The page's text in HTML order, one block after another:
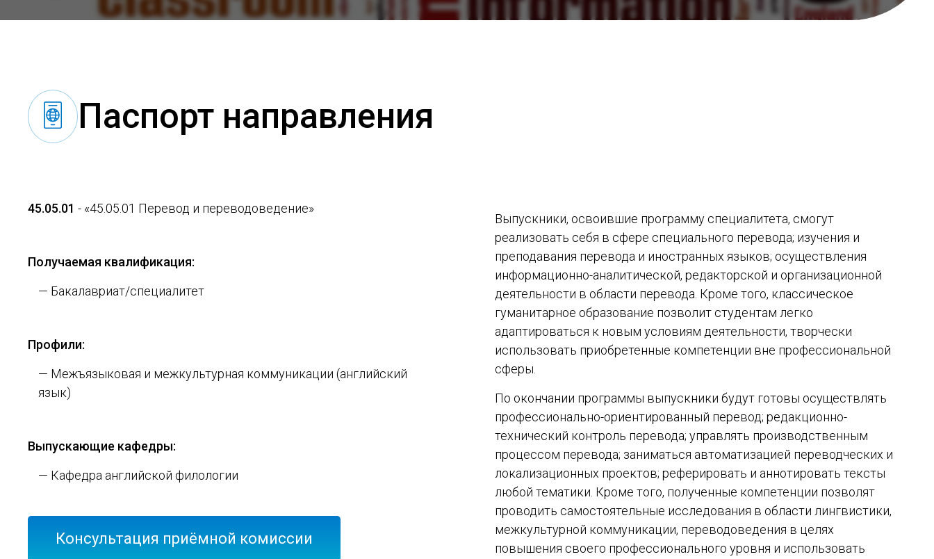
Паспорт направления
45.05.01- «45.05.01 Перевод и переводоведение»
Получаемая квалификация:
— Бакалавриат/специалитет
Профили:
— Межъязыковая и межкультурная коммуникации (английский
язык)
Выпускающие кафедры:
— Кафедра английской филологии
Консультация приёмной комиссии
Выпускники, освоившие программу специалитета, смогут
реализовать себя в сфере специального перевода; изучения и
преподавания перевода и иностранных языков; осуществления
информационно-аналитической, редакторской и организационной
деятельности в области перевода. Кроме того, классическое
гуманитарное образование позволит студентам легко
адаптироваться к новым условиям деятельности, творчески
использовать приобретенные компетенции вне профессиональной
сферы.
По окончании программы выпускники будут готовы осуществлять
профессионально-ориентированный перевод; редакционно-
технический контроль перевода; управлять производственным
процессом перевода; заниматься автоматизацией переводческих и
локализационных проектов; реферировать и аннотировать тексты
любой тематики. Кроме того, полученные компетенции позволят
проводить самостоятельные исследования в области лингвистики,
межкультурной коммуникации, переводоведения в целях
повышения своего профессионального уровня и использовать